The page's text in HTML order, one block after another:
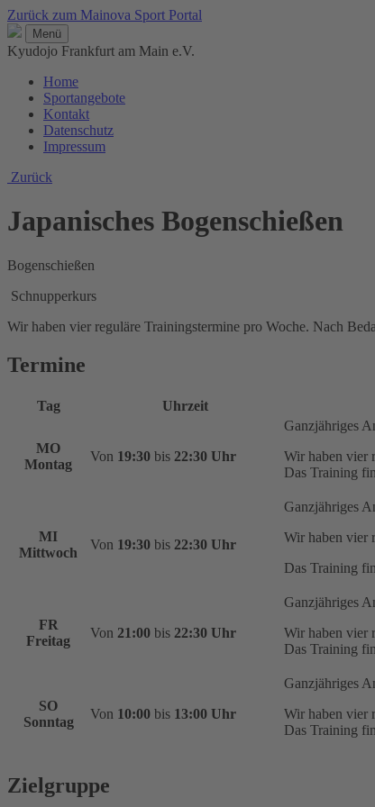
Zurück zum Mainova Sport Portal
Menü
Kyudojo Frankfurt am Main e.V.
Home
Sportangebote
Kontakt
Datenschutz
Impressum
Zurück
Japanisches Bogenschießen
Bogenschießen
Schnupperkurs
Wir haben vier reguläre Trainingstermine pro Woche. Nach
Termine
Tag Uhrzeit
MO
Montag
Von 19:30 bis 22:30 Uhr
Ganzjähriges
Wir haben vier
Das Training
MI
Mittwoch
Von 19:30 bis 22:30 Uhr
Ganzjähriges
Wir haben vier
Das Training
FR
Freitag
Von 21:00 bis 22:30 Uhr
Ganzjähriges
Wir haben vier
Das Training
SO
Sonntag
Von 10:00 bis 13:00 Uhr
Ganzjähriges
Wir haben vier
Das Training
Zielgruppe